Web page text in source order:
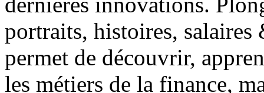
portraits, histoires,
permet de découvrir,
les métiers de la finance,